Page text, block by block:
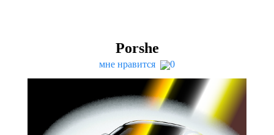
Por­she
мне нравится 0